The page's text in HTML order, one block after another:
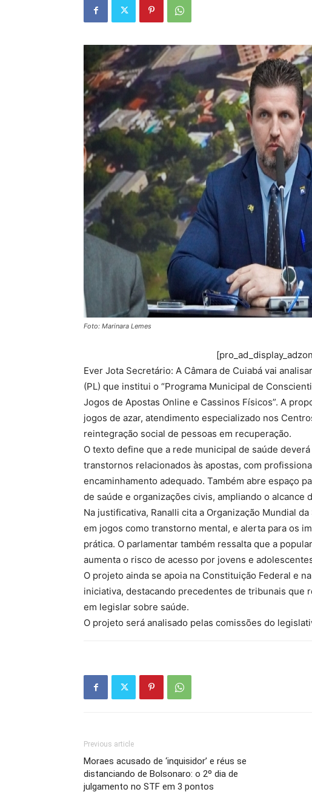
Foto: Marinara Lemes
Ever Jota Secretário: A Câmara de Cuiabá vai
(PL) que institui o “Programa Municipal de
Jogos de Apostas Online e Cassinos Físicos”. A
jogos de azar, atendimento especializado nos
reintegração social de pessoas em recuperação.
O texto define que a rede municipal de saúde
transtornos relacionados às apostas, com
encaminhamento adequado. Também abre espaço
de saúde e organizações civis, ampliando o alcance
Na justificativa, Ranalli cita a Organização Mundial
em jogos como transtorno mental, e alerta para os
prática. O parlamentar também ressalta que a
aumenta o risco de acesso por jovens e
O projeto ainda se apoia na Constituição Federal e
iniciativa, destacando precedentes de tribunais que
em legislar sobre saúde.
O projeto será analisado pelas comissões do
Previous article
Moraes acusado de ‘inquisidor’ e réus se
distanciando de Bolsonaro: o 2º dia de
julgamento no STF em 3 pontos